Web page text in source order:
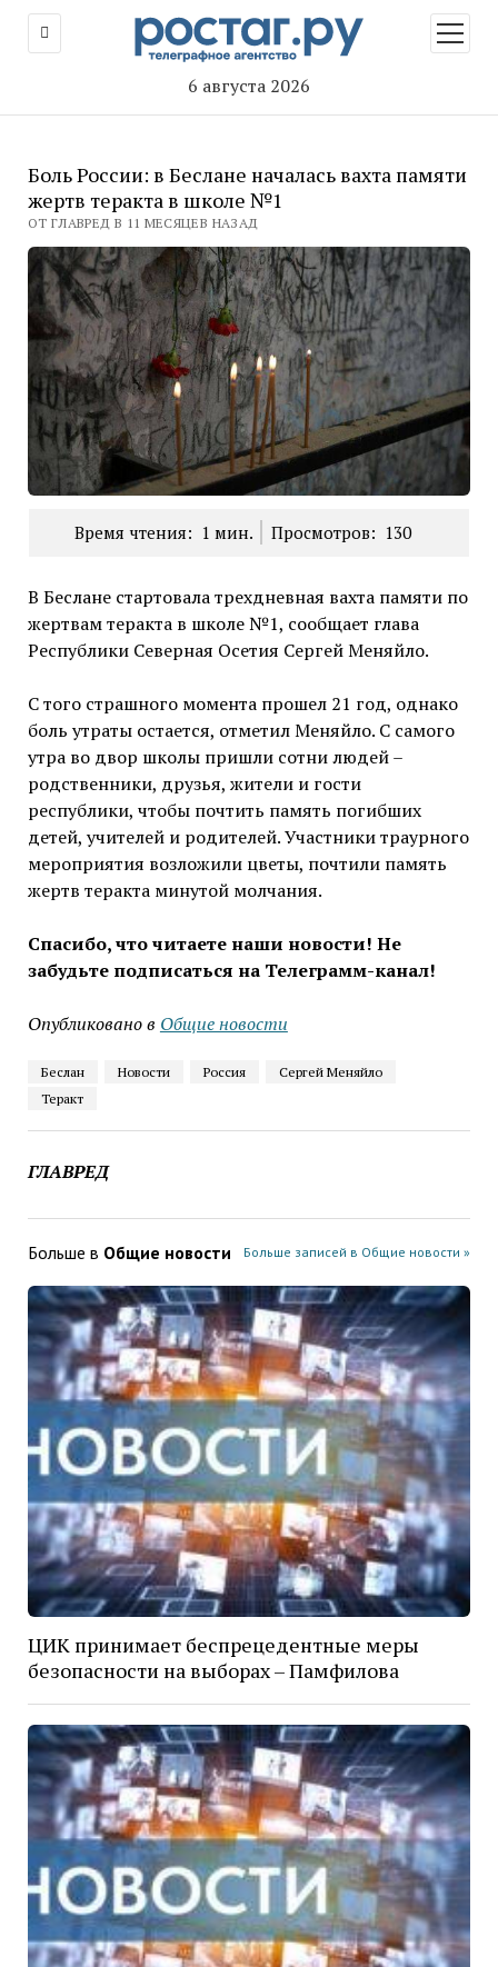
6 августа 2026
меню
Боль России: в Беслане началась вахта памяти
жертв теракта в школе №1
ОТ ГЛАВРЕД В 11 МЕСЯЦЕВ НАЗАД
Время чтения: 1 мин. Просмотров: 130
В Беслане стартовала трехдневная вахта памяти по
жертвам теракта в школе №1, сообщает глава
Республики Северная Осетия Сергей Меняйло.
С того страшного момента прошел 21 год, однако
боль утраты остается, отметил Меняйло. С самого
утра во двор школы пришли сотни людей –
родственники, друзья, жители и гости
республики, чтобы почтить память погибших
детей, учителей и родителей. Участники траурного
мероприятия возложили цветы, почтили память
жертв теракта минутой молчания.
Спасибо, что читаете наши новости! Не
забудьте подписаться на Телеграмм-канал!
Опубликовано в Общие новости
Беслан Новости Россия
Сергей Меняйло
Теракт
ГЛАВРЕД
Больше в Общие новости Больше записей в Общие новости »
ЦИК принимает беспрецедентные меры
безопасности на выборах – Памфилова